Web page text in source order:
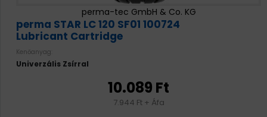
perma-tec GmbH & Co. KG
perma STAR LC 120 SF01 100724
Lubricant Cartridge
Kenőanyag:
Univerzális Zsírral
10.089 Ft
7.944 Ft + Áfa